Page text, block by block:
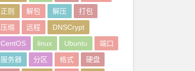
正则
解包 解压
打包
压缩
远程
DNSCrypt
CentOS
linux Ubuntu
端口
服务器
分区 格式
硬盘